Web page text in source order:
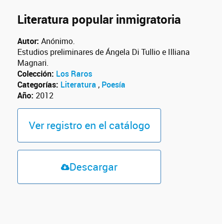
Literatura popular inmigratoria
Autor: Anónimo.
Estudios preliminares de Ángela Di Tullio e Illiana
Magnari.
Colección: Los Raros
Categorías: Literatura , Poesía
Año: 2012
Ver registro en el catálogo
Descargar